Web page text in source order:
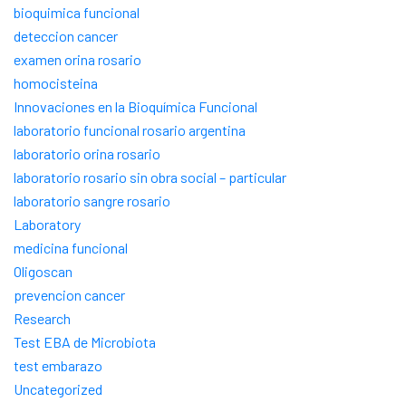
bioquimica funcional
deteccion cancer
examen orina rosario
homocisteina
Innovaciones en la Bioquímica Funcional
laboratorio funcional rosario argentina
laboratorio orina rosario
laboratorio rosario sin obra social – particular
laboratorio sangre rosario
Laboratory
medicina funcional
Oligoscan
prevencion cancer
Research
Test EBA de Microbiota
test embarazo
Uncategorized